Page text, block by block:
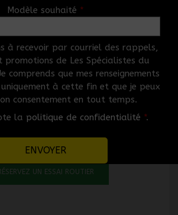
vous intéresse? N’en
restez pas là!
tenter en planifiant un essai routier.
UN ESSAI ROUTIER
Modèle souhaité *
à recevoir par courriel des rappels,
promotions de Les Spécialistes du
comprends que mes renseignements
à cette fin et que je peux
consentement en tout temps.
la politique de confidentialité *.